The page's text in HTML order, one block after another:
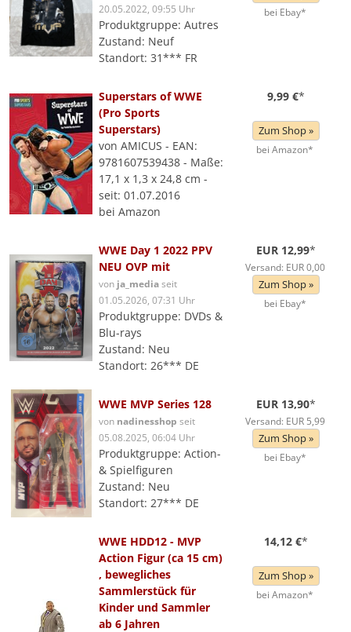
20.05.2022, 09:55 Uhr
Produktgruppe: Autres
Zustand: Neuf
Standort: 31*** FR
bei Ebay*
Superstars of WWE
(Pro Sports
Superstars)
von AMICUS - EAN:
9781607539438 - Maße:
17,1 x 1,3 x 24,8 cm -
seit: 01.07.2016
bei Amazon
9,99 €*
Zum Shop »
bei Amazon*
WWE Day 1 2022 PPV
NEU OVP mit
von ja_mediaseit
01.05.2026, 07:31 Uhr
Produktgruppe: DVDs &
Blu-rays
Zustand: Neu
Standort: 26*** DE
EUR 12,99*
Versand: EUR 0,00
Zum Shop »
bei Ebay*
WWE MVP Series 128
von nadinesshop seit
05.08.2025, 06:04 Uhr
Produktgruppe: Action-
& Spielfiguren
Zustand: Neu
Standort: 27*** DE
EUR 13,90*
Versand: EUR 5,99
Zum Shop »
bei Ebay*
WWE HDD12 - MVP
Action Figur (ca 15 cm)
, bewegliches
Sammlerstück für
Kinder und Sammler
ab 6 Jahren
14,12 €*
Zum Shop »
bei Amazon*